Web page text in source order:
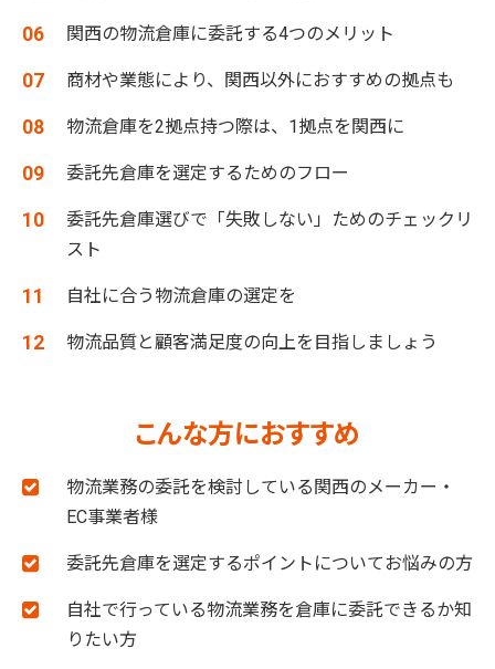
関西の物流倉庫に委託する4つのメリット
商材や業態により、関西以外におすすめの拠点も
物流倉庫を2拠点持つ際は、1拠点を関西に
委託先倉庫を選定するためのフロー
委託先倉庫選びで「失敗しない」ためのチェックリ
スト
自社に合う物流倉庫の選定を
物流品質と顧客満足度の向上を目指しましょう
こんな方におすすめ
物流業務の委託を検討している関西のメーカー・
EC事業者様
委託先倉庫を選定するポイントについてお悩みの方
自社で行っている物流業務を倉庫に委託できるか知
りたい方